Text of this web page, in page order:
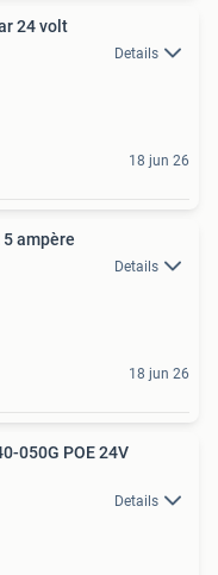
Adapter 220 naar 24 volt
Details
18 jun 26
ampère
Details
18 jun 26
050G POE 24V
Details